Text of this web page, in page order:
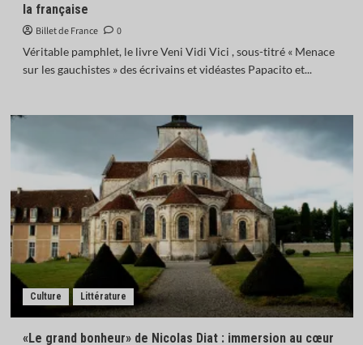
la française
Billet de France
0
Véritable pamphlet, le livre Veni Vidi Vici , sous-titré « Menace
sur les gauchistes » des écrivains et vidéastes Papacito et...
Culture Littérature
«Le grand bonheur» de Nicolas Diat : immersion au cœur